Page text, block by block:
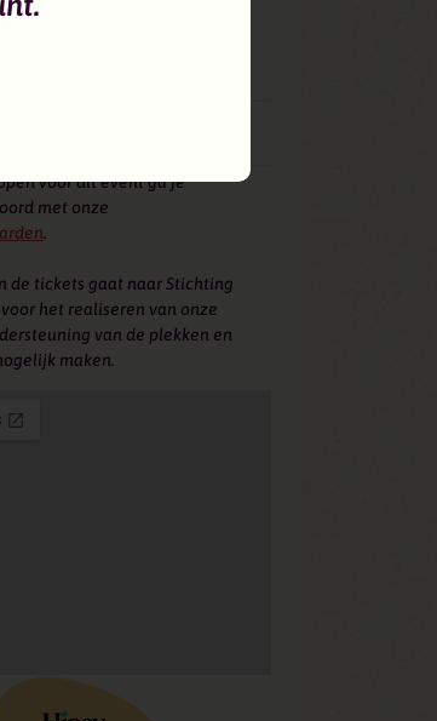
voor dit event ga je
met onze
.
de tickets gaat naar Stichting
voor het realiseren van onze
van de plekken en
maken.